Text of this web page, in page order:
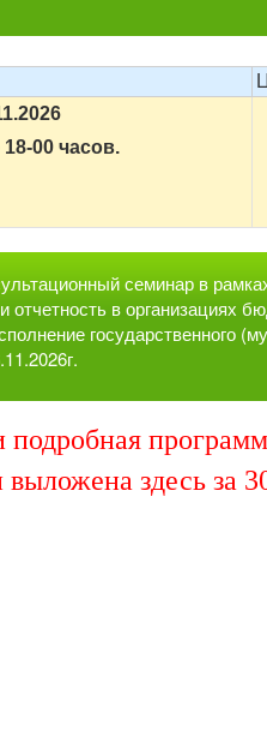
00 часов.
семинар в
отчетность в
государственного
выложена здесь за